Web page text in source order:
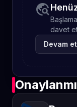
travel_explore
davet
Devam